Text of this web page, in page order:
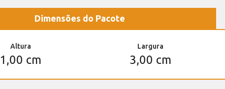
Dimensões do Pacote
Altura
1,00 cm
Largura
3,00 cm